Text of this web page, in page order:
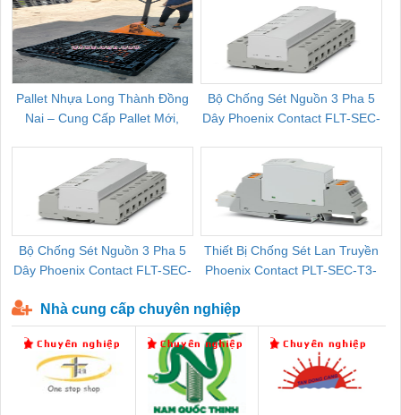
Pallet Nhựa Long Thành Đồng
Nai – Cung Cấp Pallet Mới,
Bộ Chống Sét Nguồn 3 Pha 5
Dây Phoenix Contact FLT-SEC-
Bộ Chống Sét Nguồn 3 Pha 5
Dây Phoenix Contact FLT-SEC-
Thiết Bị Chống Sét Lan Truyền
Phoenix Contact PLT-SEC-T3-
Nhà cung cấp chuyên nghiệp